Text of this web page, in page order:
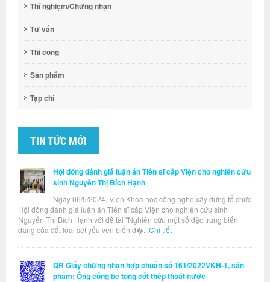
Thí nghiệm/Chứng nhận
Tư vấn
Thi công
Sản phẩm
Tạp chí
TIN TỨC MỚI
Hội đồng đánh giá luận án Tiến sĩ cấp Viện cho nghiên cứu
sinh Nguyễn Thị Bích Hạnh
Ngày 06/5/2024, Viện Khoa học công nghệ xây dựng tổ chức
Hội đồng đánh giá luận án Tiến sĩ cấp Viện cho nghiên cứu sinh
Nguyễn Thị Bích Hạnh với đề tài "Nghiên cứu một số đặc trưng biến
dạng của đất loại sét yếu ven biển đ�... Chi tiết
QR Giấy chứng nhận hợp chuẩn số 161/2022VKH-1, sản
phẩm: Ống cống bê tông cốt thép thoát nước